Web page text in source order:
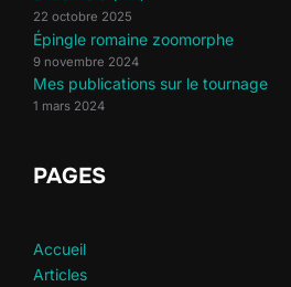
22 octobre 2025
Épingle romaine zoomorphe
9 novembre 2024
Mes publications sur le tournage
1 mars 2024
PAGES
Accueil
Articles